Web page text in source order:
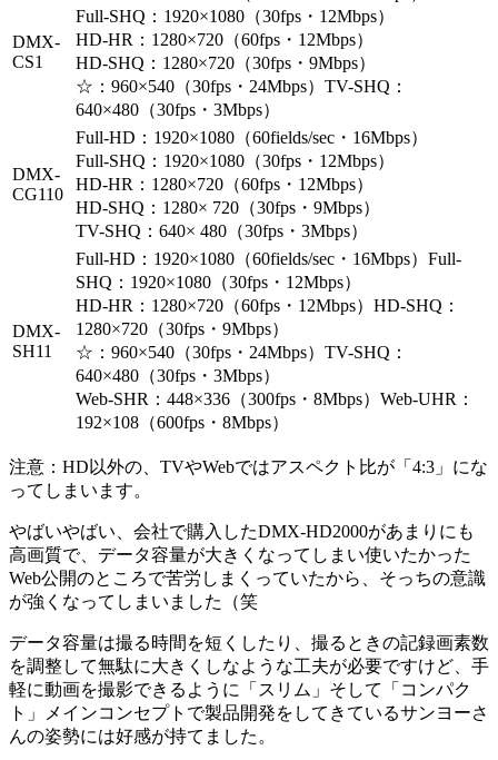
DMX-
CS1
Full-SHQ：1920×1080（30fps・12Mbps）
HD-HR：1280×720（60fps・12Mbps）
HD-SHQ：1280×720（30fps・9Mbps）
☆：960×540（30fps・24Mbps）TV-SHQ：
640×480（30fps・3Mbps）
DMX-
CG110
Full-HD：1920×1080（60fields/sec・16Mbps）
Full-SHQ：1920×1080（30fps・12Mbps）
HD-HR：1280×720（60fps・12Mbps）
HD-SHQ：1280× 720（30fps・9Mbps）
TV-SHQ：640× 480（30fps・3Mbps）
DMX-
SH11
Full-HD：1920×1080（60fields/sec・16Mbps）Full-
SHQ：1920×1080（30fps・12Mbps）
HD-HR：1280×720（60fps・12Mbps）HD-SHQ：
1280×720（30fps・9Mbps）
☆：960×540（30fps・24Mbps）TV-SHQ：
640×480（30fps・3Mbps）
Web-SHR：448×336（300fps・8Mbps）Web-UHR：
192×108（600fps・8Mbps）
注意：HD以外の、TVやWebではアスペクト比が「4:3」にな
ってしまいます。
やばいやばい、会社で購入したDMX-HD2000があまりにも
高画質で、データ容量が大きくなってしまい使いたかった
Web公開のところで苦労しまくっていたから、そっちの意識
が強くなってしまいました（笑
データ容量は撮る時間を短くしたり、撮るときの記録画素数
を調整して無駄に大きくしなような工夫が必要ですけど、手
軽に動画を撮影できるように「スリム」そして「コンパク
ト」メインコンセプトで製品開発をしてきているサンヨーさ
んの姿勢には好感が持てました。